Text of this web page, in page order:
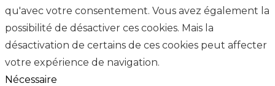
qu'avec votre consentement. Vous avez également la
possibilité de désactiver ces cookies. Mais la
désactivation de certains de ces cookies peut affecter
votre expérience de navigation.
Nécessaire